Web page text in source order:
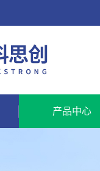
产品中心